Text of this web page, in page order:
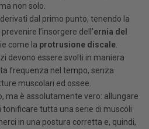
non solo.
dal primo punto, tenendo la
l’insorgere dell’ernia del
come la protrusione discale
devono essere svolti in maniera
frequenza nel tempo, senza
muscolari ed ossee.
ma è assolutamente vero: allungare
tonificare tutta una serie di muscoli
in una postura corretta e, quindi,